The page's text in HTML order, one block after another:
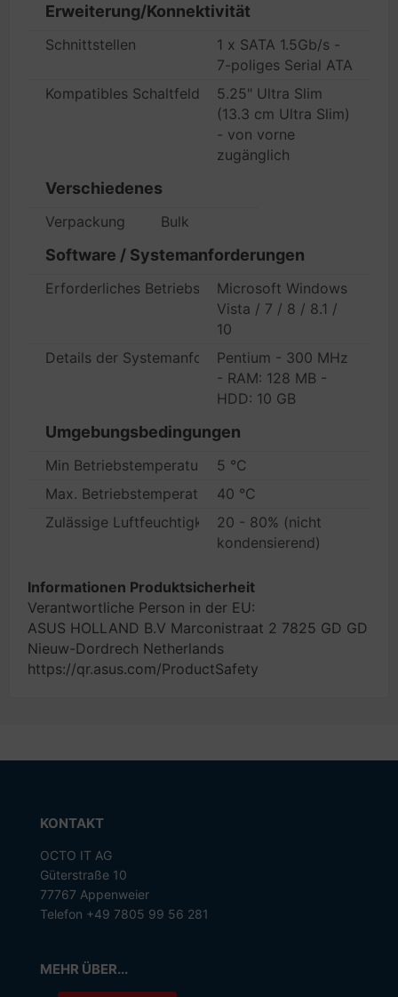
Erweiterung/Konnektivität
Schnittstellen
1 x SATA 1.5Gb/s -
7-poliges Serial ATA
Kompatibles Schaltfeld
5.25" Ultra Slim
(13.3 cm Ultra Slim)
- von vorne
zugänglich
Verschiedenes
Verpackung Bulk
Software / Systemanforderungen
Erforderliches BetriebssystemMicrosoft Windows
Vista / 7 / 8 / 8.1 /
10
Details der SystemanforderungenPentium - 300 MHz
- RAM: 128 MB -
HDD: 10 GB
Umgebungsbedingungen
Min Betriebstemperatur
5 °C
Max. Betriebstemperatur
40 °C
Zulässige Luftfeuchtigkeit im Betrieb
20 - 80% (nicht
kondensierend)
Informationen Produktsicherheit
Verantwortliche Person in der EU:
ASUS HOLLAND B.V Marconistraat 2 7825 GD GD
Nieuw-Dordrech Netherlands
https://qr.asus.com/ProductSafety
KONTAKT
OCTO IT AG
Güterstraße 10
77767 Appenweier
Telefon +49 7805 99 56 281
MEHR ÜBER...